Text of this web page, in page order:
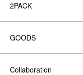
2PACK
GOODS
Collaboration